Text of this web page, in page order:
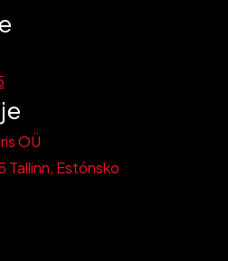
OÜ
Tallinn, Estónsko